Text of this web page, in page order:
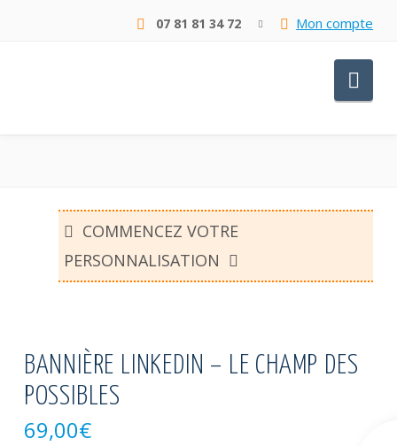
07 81 81 34 72 Mon compte
COMMENCEZ VOTRE
PERSONNALISATION
BANNIÈRE LINKEDIN – LE CHAMP DES
POSSIBLES
69,00€